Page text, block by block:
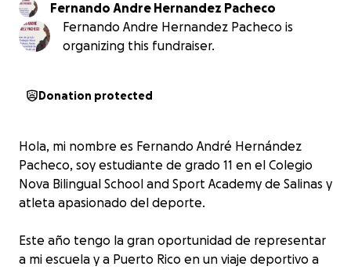
Fernando Andre Hernandez Pacheco
Fernando Andre Hernandez Pacheco is
organizing this fundraiser.
Donation protected
Hola, mi nombre es Fernando André Hernández
Pacheco, soy estudiante de grado 11 en el Colegio
Nova Bilingual School and Sport Academy de Salinas y
atleta apasionado del deporte.
Este año tengo la gran oportunidad de representar
a mi escuela y a Puerto Rico en un viaje deportivo a